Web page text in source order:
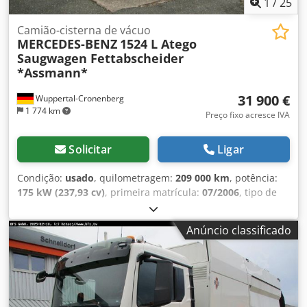
Aeymxf Roiqorf
Wuppertal-Cronenberg
1 774 km
Camião-cisterna de vácuo
MERCEDES-BENZ 1524 L Atego
Saugwagen Fettabscheider
*Assmann*
31 900 €
Preço fixo acresce IVA
Solicitar Ligar
Condição: usado, quilometragem: 209 000 km, potência:
175 kW (237,93 cv), primeira matrícula: 07/2006, tipo de
, peso total:
eixo:2 eixos, próxima inspeção (TÜV):08/2027, cor:
branco, tipo de engrenagem: automático , classe de
emissão:Euro 4, comprimento total:7 500 mm, largura
total: 2 450 mm, altura total:2 650 mm, volume do espaço
de carga:4 m³ , Ano de fabrico: 2006, Equipamento:ABS,
aquecedor estacionário, ar condicionado, filtro de
Anúncio classificado